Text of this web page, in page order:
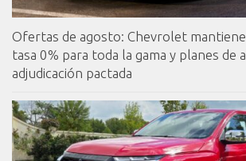
Ofertas de agosto: Chevrolet
tasa 0% para toda la gama y planes de
adjudicación pactada